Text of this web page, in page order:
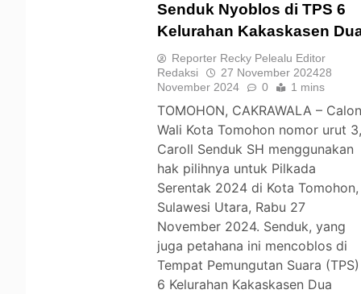
Senduk Nyoblos di TPS 6
Kelurahan Kakaskasen
Reporter Recky Pelealu Editor
Redaksi
27 November 202428
November 2024
0 1 mins
TOMOHON, CAKRAWALA –
Wali Kota Tomohon nomor urut
Caroll Senduk SH menggunakan
hak pilihnya untuk Pilkada
Serentak 2024 di Kota Tomohon,
Sulawesi Utara, Rabu 27
November 2024. Senduk, yang
juga petahana ini mencoblos di
Tempat Pemungutan Suara (TPS)
6 Kelurahan Kakaskasen Dua